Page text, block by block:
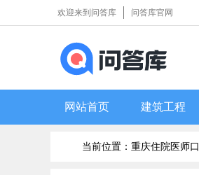
欢迎来到问答库 问答库官网
网站首页 建筑工程
当前位置：重庆住院医师